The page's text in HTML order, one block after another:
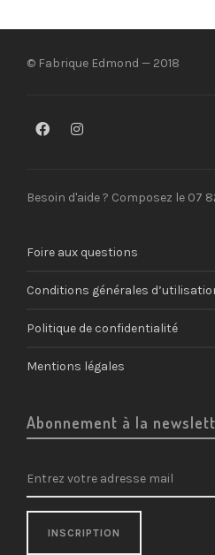
© Fabrique Edmond — 2018
Besoin d'aide ? Composez le 07
Foire aux questions
Conditions générales
Politique de confidentialité
Mentions légales
Abonnement à la